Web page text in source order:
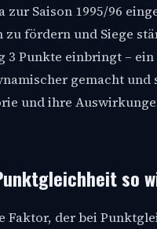
zur Saison 1995/96
fördern und Siege
3 Punkte einbringt –
gemacht
und ihre
so
der bei